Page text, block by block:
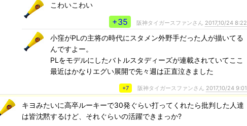
こわいこわい
+35 阪神タイガースファンさん 2017,10/24 8:22
小窪がPLの主将の時代にスタメン外野手だった人が描いてる
んですよー。
PLをモデルにしたバトルスタディーズが連載されていてここ
最近はかなりエグい展開で先々週は正直泣きました
+7 阪神タイガースファンさん 2017,10/24 9:01
キヨみたいに高卒ルーキーで30発ぐらい打ってくれたら批判した人達
は皆沈黙するけど、それぐらいの活躍できまっか?